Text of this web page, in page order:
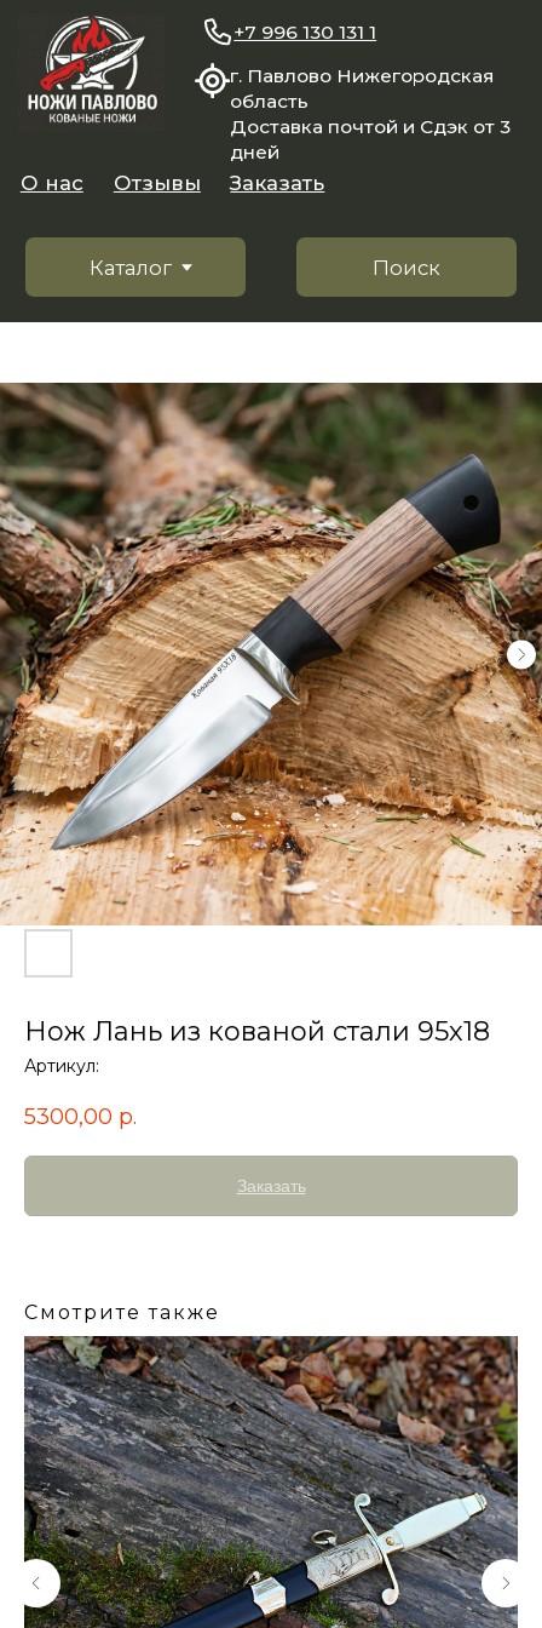
область
Доставка почтой и Сдэк от 3
Поиск
Каталог
Заказать
+7 996 130 131 1
Нож Лань из кованой стали 95х18
Артикул:
5300,00 р.
Заказать
Смотрите также